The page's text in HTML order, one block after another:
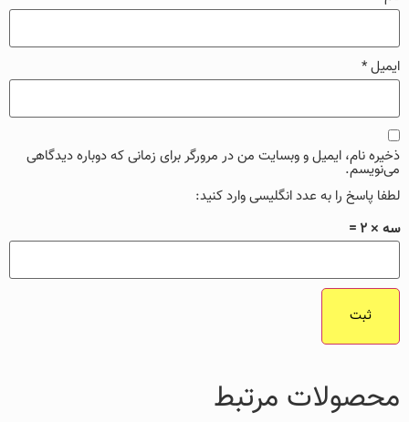
ایمیل*
ذخیره نام، ایمیل و وبسایت من در مرورگر برای زمانی که دوباره دیدگاهی
می‌نویسم.
لطفا پاسخ را به عدد انگلیسی وارد کنید:
سه × 2 =
محصولات مرتبط